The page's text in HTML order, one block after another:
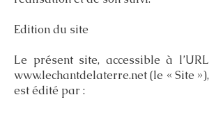
Edition du site
Le présent site, accessible à l’URL
www.lechantdelaterre.net(le « Site »),
est édité par :